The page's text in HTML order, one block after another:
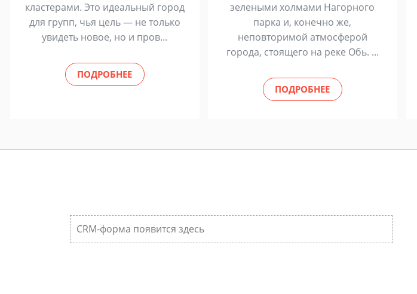
кластерами. Это идеальный город
для групп, чья цель — не только
увидеть новое, но и пров...
ПОДРОБНЕЕ
зелеными холмами Нагорного
парка и, конечно же,
неповторимой атмосферой
города, стоящего на реке Обь. ...
ПОДРОБНЕЕ
CRM-форма появится здесь